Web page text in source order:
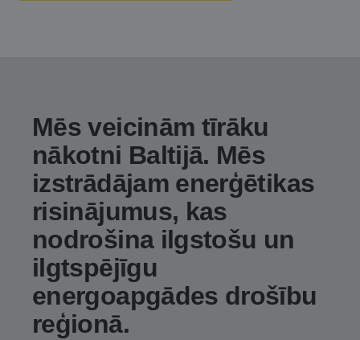
Mēs veicinām tīrāku
nākotni Baltijā. Mēs
izstrādājam enerģētikas
risinājumus, kas
nodrošina ilgstošu un
ilgtspējīgu
energoapgādes drošību
reģionā.